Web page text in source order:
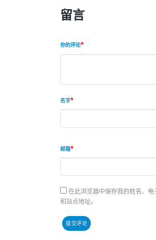
留言
你的评论
名字
邮箱
在此浏览器中保存我的姓名、电
和站点地址。